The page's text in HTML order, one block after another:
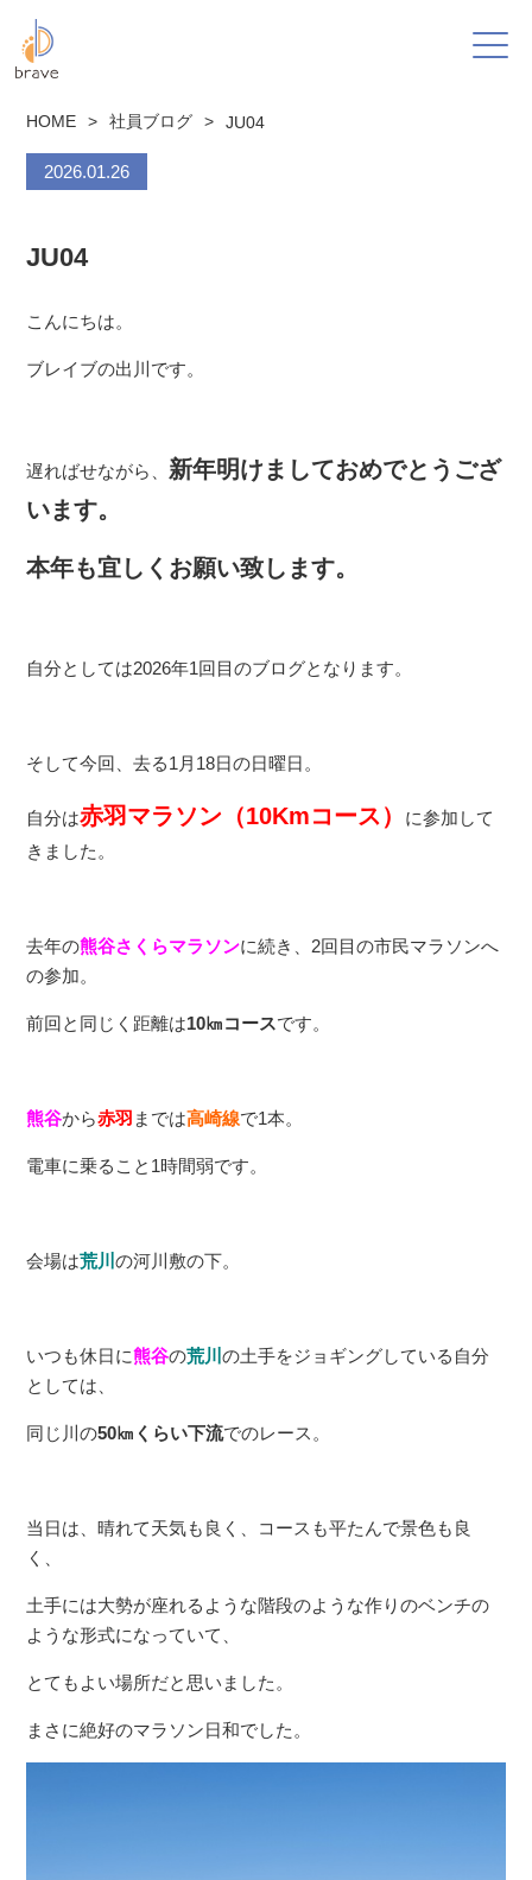
HOME > 社員ブログ > JU04
2026.01.26
JU04
こんにちは。
ブレイブの出川です。
遅ればせながら、 新年明けましておめでとうござ
います。
本年も宜しくお願い致します。
自分としては2026年1回目のブログとなります。
そして今回、去る1月18日の日曜日。
自分は赤羽マラソン（10Kmコース）
に参加して
きました。
去年の熊谷さくらマラソンに続き、2回目の市民マラソンへ
の参加。
前回と同じく距離は10㎞コースです。
熊谷から赤羽 までは高崎線で1本。
電車に乗ること1時間弱です。
会場は荒川の河川敷の下。
いつも休日に熊谷の荒川の土手をジョギングしている自分
としては、
同じ川の50㎞くらい下流でのレース。
当日は、晴れて天気も良く、コースも平たんで景色も良
く、
土手には大勢が座れるような階段のような作りのベンチの
ような形式になっていて、
とてもよい場所だと思いました。
まさに絶好のマラソン日和でした。